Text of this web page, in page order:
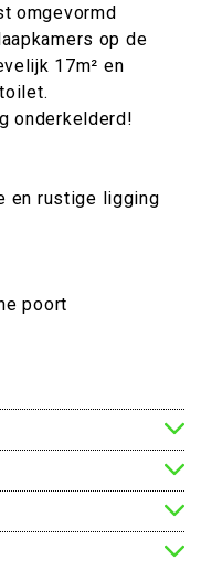
omgevormd
op de
17m² en
onderkelderd!
en rustige ligging
poort